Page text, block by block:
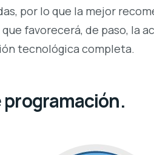
por lo que la mejor
favorecerá, de paso, la
tecnológica completa.
programación.